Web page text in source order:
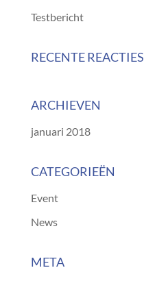
Testbericht
RECENTE REACTIES
ARCHIEVEN
januari 2018
CATEGORIEËN
Event
News
META